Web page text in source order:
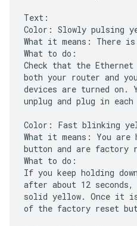
Text:
Color: Slowly pulsing
What it means: There
What to do:
Check that the
both your router and
devices are turned on.
unplug and plug in
Color: Fast blinking
What it means: You are
button and are factory
What to do:
If you keep holding
after about 12
solid yellow. Once it
of the factory reset